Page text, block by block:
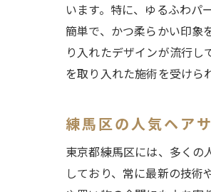
います。特に、ゆるふわパ
簡単で、かつ柔らかい印象
り入れたデザインが流行し
を取り入れた施術を受けら
練馬区の人気ヘア
東京都練馬区には、多くの
しており、常に最新の技術